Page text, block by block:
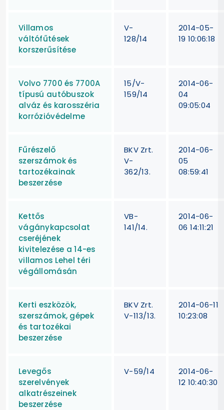
Villamos
váltófűtések
korszerűsítése
V-
128/14
2014-05-
19 10:06:18
Volvo 7700 és 7700A
típusú autóbuszok
alváz és karosszéria
korrózióvédelme
15/V-
159/14
2014-06-
04
09:05:04
Fűrészelő
szerszámok és
tartozékainak
beszerzése
BKV Zrt.
V-
362/13.
2014-06-
05
08:59:41
Kettős
vágánykapcsolat
cseréjének
kivitelezése a 14-es
villamos Lehel téri
végállomásán
VB-
141/14.
2014-06-
06 14:11:21
Kerti eszközök,
szerszámok, gépek
és tartozékai
beszerzése
BKV Zrt.
V-113/13.
2014-06-11
10:23:08
Levegős
szerelvények
alkatrészeinek
beszerzése
V-59/14
2014-06-
12 10:40:30